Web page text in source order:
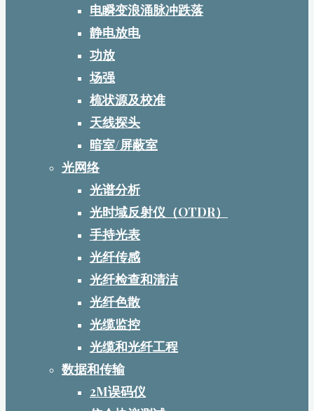
电瞬变浪涌脉冲跌落
静电放电
功放
场强
梳状源及校准
天线探头
暗室/屏蔽室
光网络
光谱分析
光时域反射仪（OTDR）
手持光表
光纤传感
光纤检查和清洁
光纤色散
光缆监控
光缆和光纤工程
数据和传输
2M误码仪